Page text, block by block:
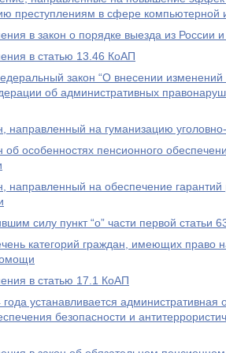
преступлениям в сфере
в закон о порядке выезда из России
в статью 13.46 КоАП
закон “О внесении изменений
об административных
направленный на гуманизацию
об особенностях пенсионного
направленный на обеспечение
силу пункт “о” части первой статьи
категорий граждан, имеющих право
в статью 17.1 КоАП
устанавливается административная
безопасности и